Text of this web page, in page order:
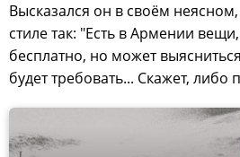
Высказался он в своём
стиле так: "Есть в Армении
бесплатно, но может
будет требовать... Скажет, либо